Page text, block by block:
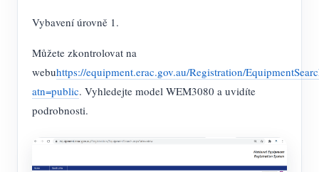
Vybavení úrovně 1.
Můžete zkontrolovat na
webuhttps://equipment.erac.gov.au/Registration/
atn=public. Vyhledejte model WEM3080 a uvidíte
podrobnosti.